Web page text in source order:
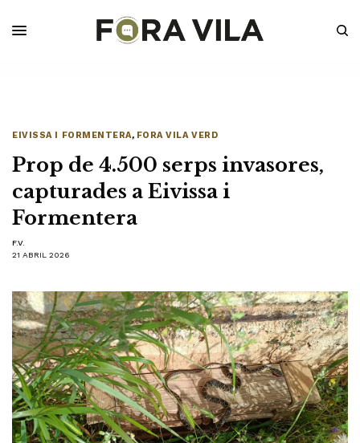
EIVISSA I FORMENTERA, FORA VILA VERD
Prop de 4.500 serps invasores,
capturades a Eivissa i
Formentera
F.V.
21 ABRIL 2026